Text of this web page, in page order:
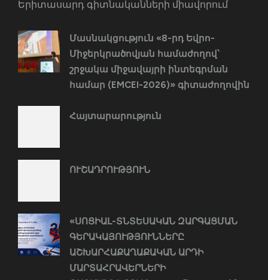
Երիտասարդ գիտնականների միավորում
Մասնակցություն «8-րդ Եվրո-
Միջերկրածովյան համաժողով՝
շրջակա միջավայրի ինտեգրման
համար (EMCEI-2026)» գիտաժողովին
Հայտարարություն
ՈՒՇԱԴՐՈՒԹՅՈՒՆ
«ՍՈՑԻԱԼ-ՏՆՏԵՍԱԿԱՆ ԶԱՐԳԱՑՄԱՆ
ԳԵՐԱԿԱՅՈՒԹՅՈՒՆՆԵՐԸ
ԱՇԽԱՐՀԱՔԱՂԱՔԱԿԱՆ ԱՐԴԻ
ՄԱՐՏԱՀՐԱՎԵՐՆԵՐԻ